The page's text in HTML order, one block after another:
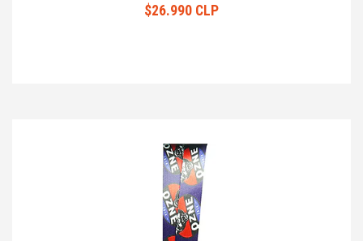
$26.990 CLP